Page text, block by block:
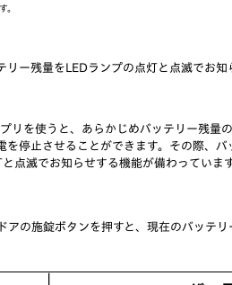
。
リー残量をLEDランプの点灯と点滅でお知
リを使うと、あらかじめバッテリー残量
を停止させることができます。その際、
点滅でお知らせする機能が備わっています
アの施錠ボタンを押すと、現在のバッテ